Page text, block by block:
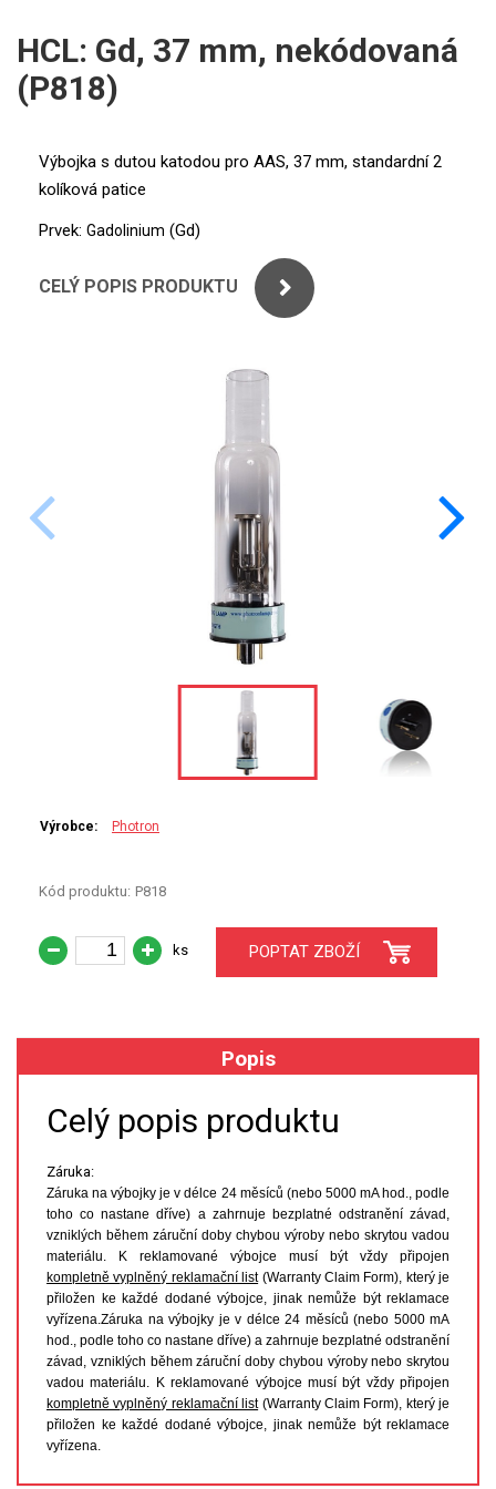
PERKINELMER
SHIMADZU
ANALYTIK JENA
TELEDYNE LEEMAN
HORIBA (JOBIN YVONE)
ANALYTIK JENA
HADIČKY
STANDARDY
SPECIÁLNÍ APLIKACE
XRF
VZORKOVNICE XRF
TAVENÍ
LISOVÁNÍ
STANDARDNÍ ROZTOKY A RM
UV-VIS FLUO
DETEKTORY HPLC
VÝBOJKY PRO UV/VIS
GBC
Shimadzu
Thermo Electron (Unicam)
Výbojky s dutou katodou
Příslušenství (hadičky, vzorkovničky)
ICP
HCL: Gd, 37 mm, nekódovaná
(P818)
Výbojka s dutou katodou pro AAS, 37 mm, standardní 2
kolíková patice
Prvek: Gadolinium (Gd)
CELÝ POPIS PRODUKTU
Výrobce: Photron
Kód produktu: P818
ks POPTAT ZBOŽÍ
Popis
Celý popis produktu
Záruka:
Záruka na výbojky je v délce 24 měsíců (nebo 5000 mA hod., podle
toho co nastane dříve) a zahrnuje bezplatné odstranění závad,
vzniklých během záruční doby chybou výroby nebo skrytou vadou
materiálu. K reklamované výbojce musí být vždy připojen
kompletně vyplněný reklamační list(Warranty Claim Form), který je
přiložen ke každé dodané výbojce, jinak nemůže být reklamace
vyřízena.Záruka na výbojky je v délce 24 měsíců (nebo 5000 mA
hod., podle toho co nastane dříve) a zahrnuje bezplatné odstranění
závad, vzniklých během záruční doby chybou výroby nebo skrytou
vadou materiálu. K reklamované výbojce musí být vždy připojen
kompletně vyplněný reklamační list(Warranty Claim Form), který je
přiložen ke každé dodané výbojce, jinak nemůže být reklamace
vyřízena.